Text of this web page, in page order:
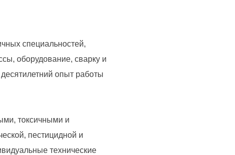
специальностей,
оборудование, сварку и
опыт работы
токсичными и
пестицидной и
технические